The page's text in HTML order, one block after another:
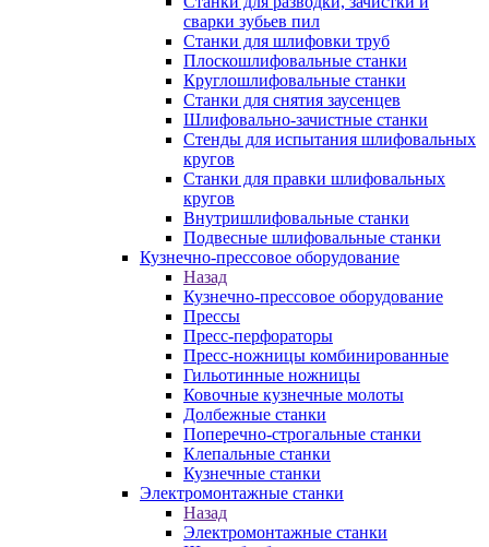
сварки зубьев пил
Станки для шлифовки труб
Плоскошлифовальные станки
Круглошлифовальные станки
Станки для снятия заусенцев
Шлифовально-зачистные станки
Стенды для испытания шлифовальных
кругов
Станки для правки шлифовальных
кругов
Внутришлифовальные станки
Подвесные шлифовальные станки
Кузнечно-прессовое оборудование
Назад
Кузнечно-прессовое оборудование
Прессы
Пресс-перфораторы
Пресс-ножницы комбинированные
Гильотинные ножницы
Ковочные кузнечные молоты
Долбежные станки
Поперечно-строгальные станки
Клепальные станки
Кузнечные станки
Электромонтажные станки
Назад
Электромонтажные станки